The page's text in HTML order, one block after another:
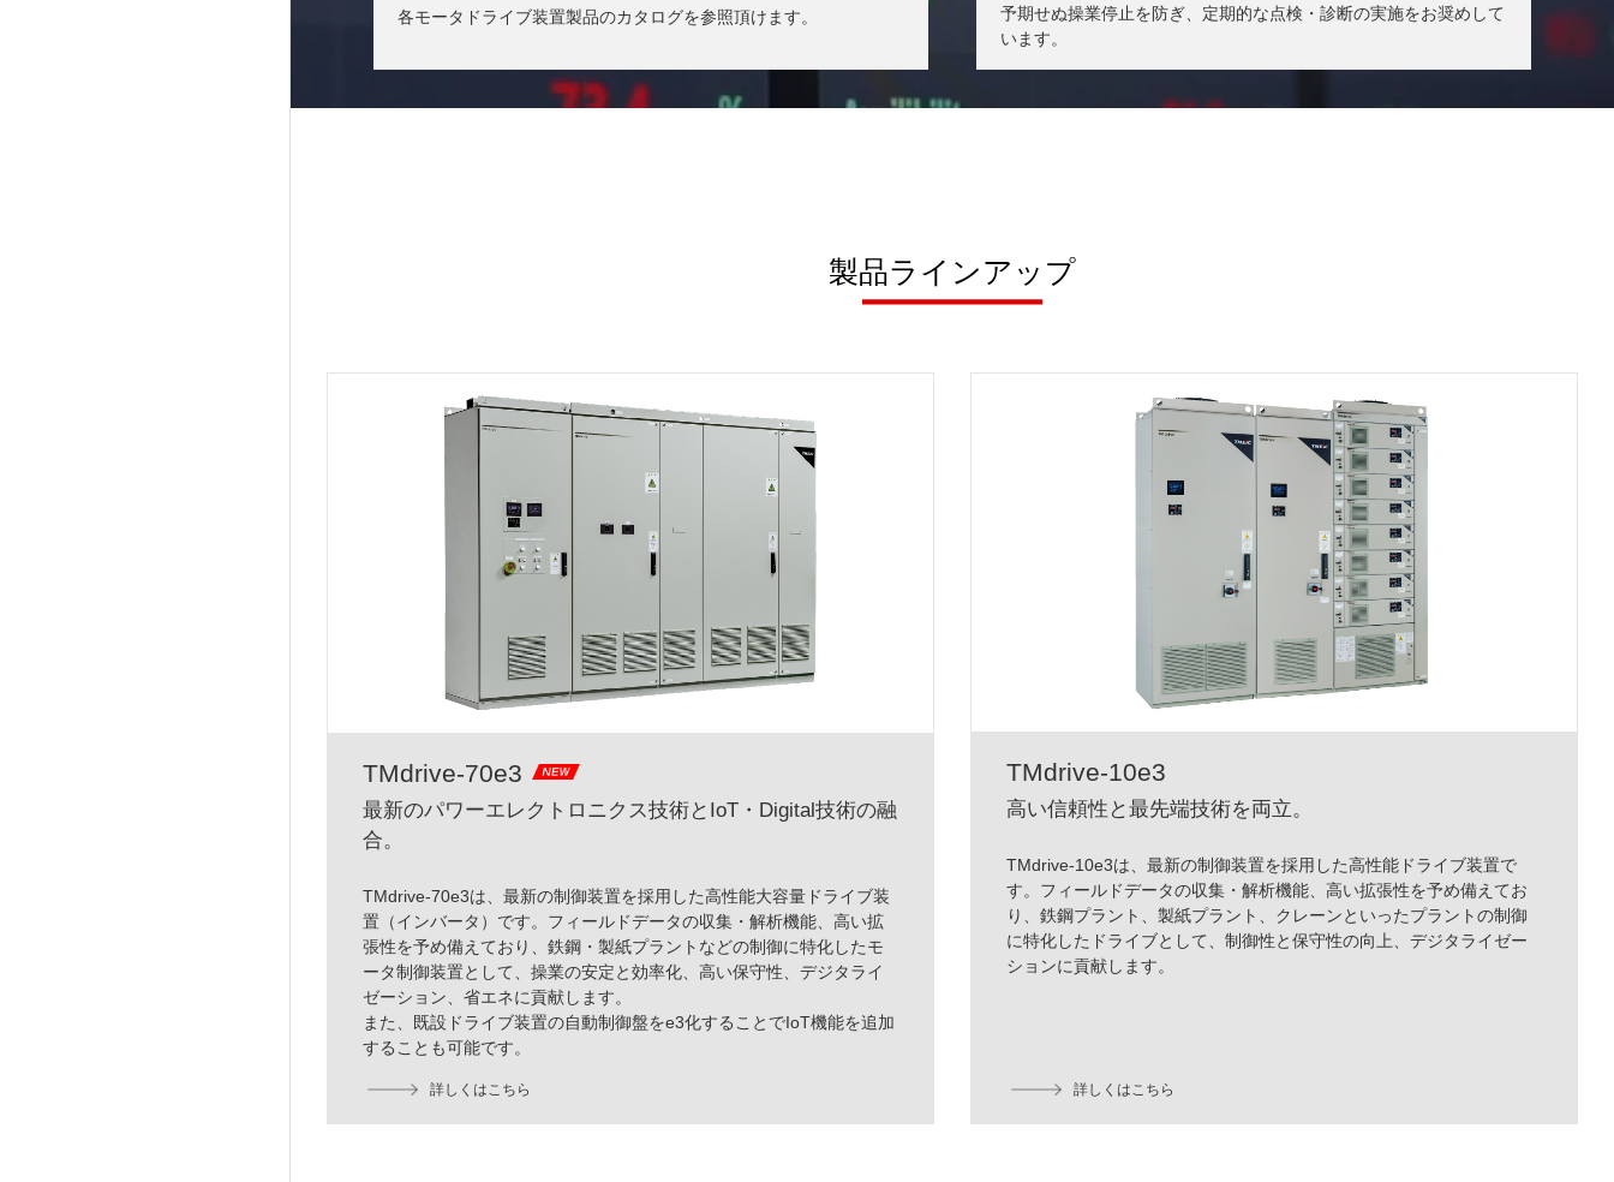
各モータドライブ装置製品のカタログを参照頂けます。
予期せぬ操業停止を防ぎ、定期的な点検・診断の実施をお奨めして
います。
製品ラインアップ
TMdrive-70e3
最新のパワーエレクトロニクス技術とIoT・Digital技術の融
合。
TMdrive-70e3は、最新の制御装置を採用した高性能大容量ドライブ装
置（インバータ）です。フィールドデータの収集・解析機能、高い拡
張性を予め備えており、鉄鋼・製紙プラントなどの制御に特化したモ
ータ制御装置として、操業の安定と効率化、高い保守性、デジタライ
ゼーション、省エネに貢献します。
また、既設ドライブ装置の自動制御盤をe3化することでIoT機能を追加
することも可能です。
詳しくはこちら
TMdrive-10e3
高い信頼性と最先端技術を両立。
TMdrive-10e3は、最新の制御装置を採用した高性能ドライブ装置で
す。フィールドデータの収集・解析機能、高い拡張性を予め備えてお
り、鉄鋼プラント、製紙プラント、クレーンといったプラントの制御
に特化したドライブとして、制御性と保守性の向上、デジタライゼー
ションに貢献します。
詳しくはこちら